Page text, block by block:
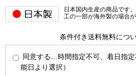
日本国内生産の商品です
工の一部が海外製の場合が
条件付き送料無料につ
同意する…時間指定不可、着日指
能日より選択）